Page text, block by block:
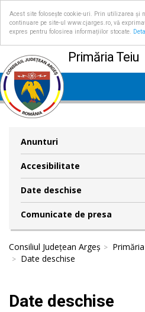
Acest site folosește cookie-uri. Prin utilizarea și
continuare pe site-ul www.cjarges.ro, vă
expres pentru folosirea informațiilor stocate.
Primăria Teiu
Anunturi
Accesibilitate
Date deschise
Comunicate de presa
Consiliul Județean Argeș
Date deschise
Date deschise